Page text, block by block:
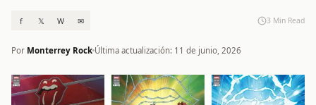
f 𝕏 W ✉ 3 Min Read
Por Monterrey Rock Última actualización: 11 de junio, 2026